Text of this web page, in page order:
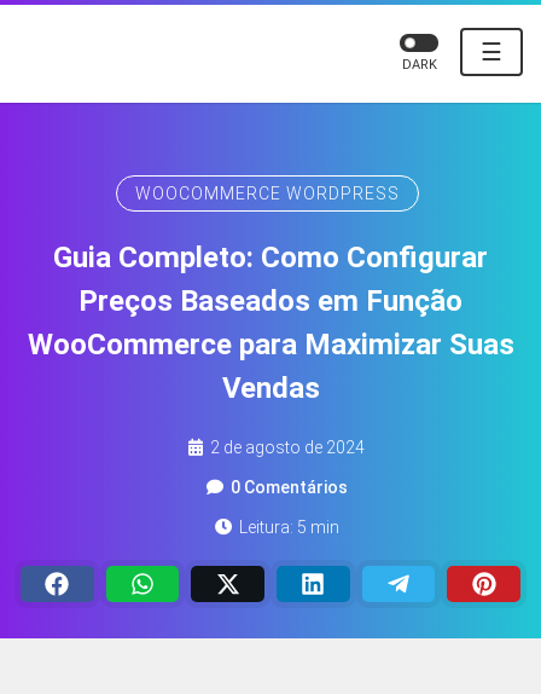
☰
DARK
WOOCOMMERCE WORDPRESS
Guia Completo: Como Configurar
Preços Baseados em Função
WooCommerce para Maximizar Suas
Vendas
2 de agosto de 2024
0 Comentários
Leitura: 5 min